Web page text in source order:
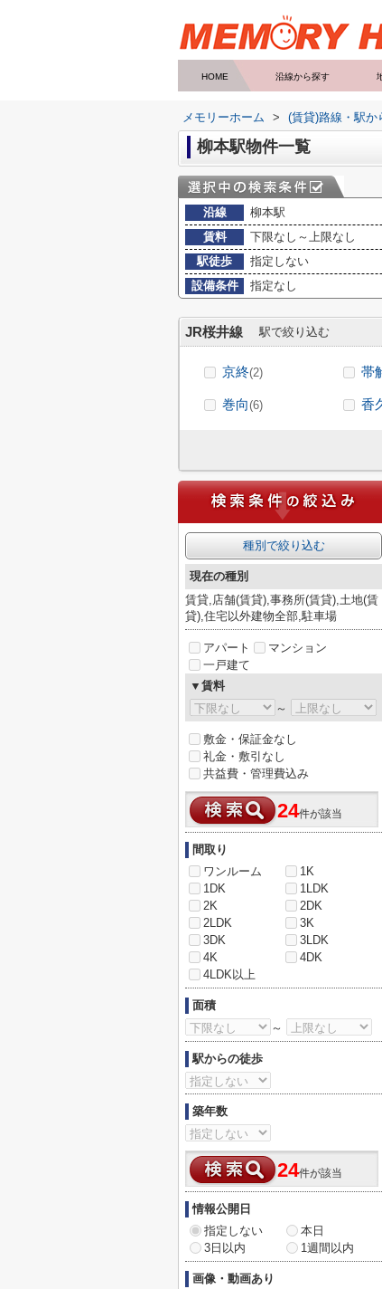
HOME 沿線から探す
メモリーホーム > (賃貸)路線・駅か
柳本駅物件一覧
沿線
柳本駅
賃料
下限なし～上限なし
駅徒歩
指定しない
設備条件
指定なし
JR桜井線 駅で絞り込む
京終(2) 帯
巻向(6) 香
種別で絞り込む
現在の種別
賃貸,店舗(賃貸),事務所(賃貸),土地(賃
貸),住宅以外建物全部,駐車場
アパート
マンション
一戸建て
▼賃料
～
敷金・保証金なし
礼金・敷引なし
共益費・管理費込み
24件が該当
間取り
ワンルーム
1K
1DK
1LDK
2K
2DK
2LDK
3K
3DK
3LDK
4K
4DK
4LDK以上
面積
～
駅からの徒歩
築年数
24件が該当
情報公開日
指定しない
本日
3日以内
1週間以内
画像・動画あり